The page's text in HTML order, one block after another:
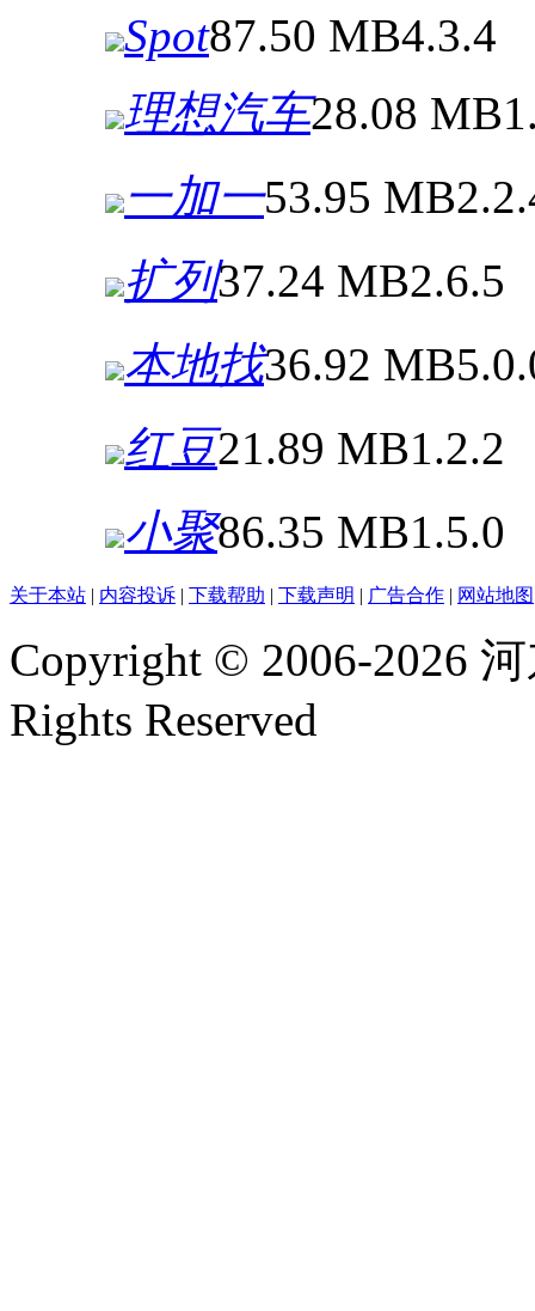
Spot87.50 MB4.3.4
理想汽车28.08 MB
一加一53.95 MB
扩列37.24 MB2.6.5
本地找36.92 MB
红豆21.89 MB1.2.2
小聚86.35 MB1.5.0
关于本站 | 内容投诉 | 下载帮助 | 下载声明 | 广告合作 | 网站地图
Copyright © 2006-2026 河
Rights Reserved